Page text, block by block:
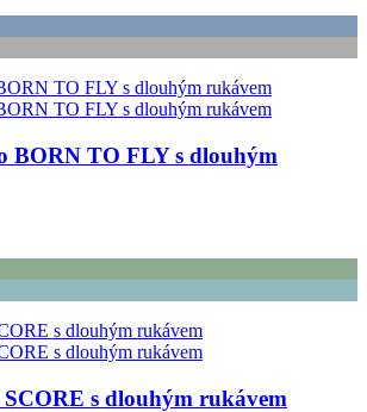
BORN TO FLY s dlouhým
s dlouhým rukávem